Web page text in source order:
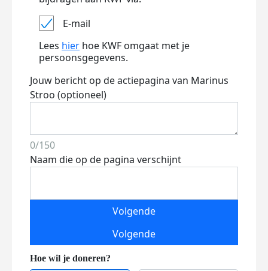
E-mail
Lees hier hoe KWF omgaat met je
persoonsgegevens.
Jouw bericht op de actiepagina van Marinus
Stroo (optioneel)
0/150
Naam die op de pagina verschijnt
Volgende
Volgende